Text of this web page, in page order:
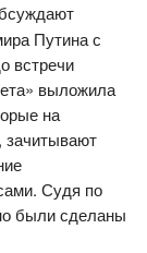
Путина с
встречи
выложила
на
Судя по
были сделаны